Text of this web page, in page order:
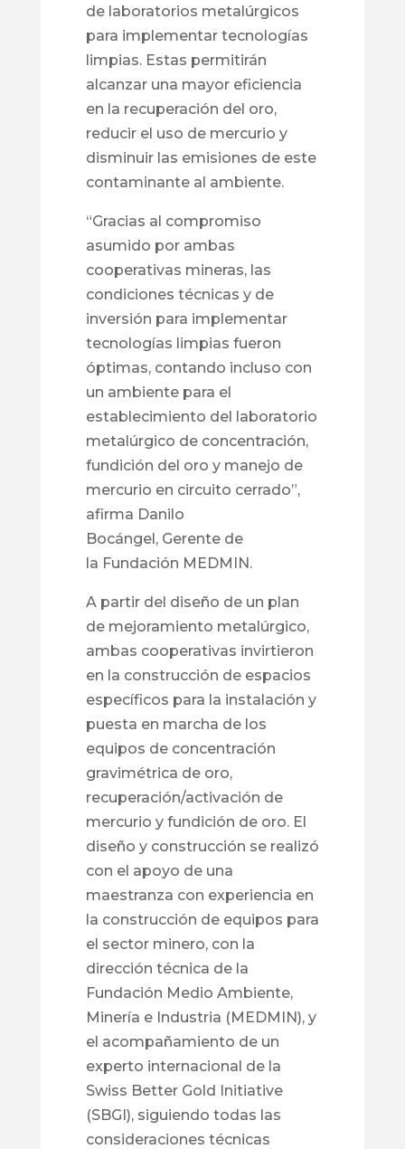
de laboratorios metalúrgicos
para implementar tecnologías
limpias. Estas permitirán
alcanzar una mayor eficiencia
en la recuperación del oro,
reducir el uso de mercurio y
disminuir las emisiones de este
contaminante al ambiente.
“Gracias al compromiso
asumido por ambas
cooperativas mineras, las
condiciones técnicas y de
inversión para implementar
tecnologías limpias fueron
óptimas, contando incluso con
un ambiente para el
establecimiento del laboratorio
metalúrgico de concentración,
fundición del oro y manejo de
mercurio en circuito cerrado”,
afirma Danilo
Bocángel, Gerente de
la Fundación MEDMIN.
A partir del diseño de un plan
de mejoramiento metalúrgico,
ambas cooperativas invirtieron
en la construcción de espacios
específicos para la instalación y
puesta en marcha de los
equipos de concentración
gravimétrica de oro,
recuperación/activación de
mercurio y fundición de oro. El
diseño y construcción se realizó
con el apoyo de una
maestranza con experiencia en
la construcción de equipos para
el sector minero, con la
dirección técnica de la
Fundación Medio Ambiente,
Minería e Industria (MEDMIN), y
el acompañamiento de un
experto internacional de la
Swiss Better Gold Initiative
(SBGI), siguiendo todas las
consideraciones técnicas